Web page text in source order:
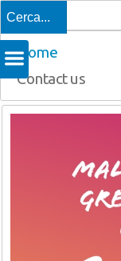
Top
Home
Contact us